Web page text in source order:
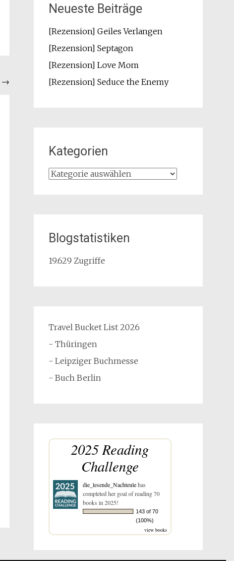
→
Neueste Beiträge
[Rezension] Geiles Verlangen
[Rezension] Septagon
[Rezension] Love Mom
[Rezension] Seduce the Enemy
Kategorien
Kategorien
Blogstatistiken
19.629 Zugriffe
Travel Bucket List 2026
- Thüringen
- Leipziger Buchmesse
- Buch Berlin
2025 Reading
Challenge
die_lesende_Nachteulehas
completed her goal of reading 70
books in 2025!
143 of 70
(100%)
view books